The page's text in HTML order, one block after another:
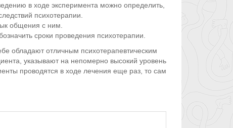
в ходе эксперимента можно определить,
психотерапии.
общения с ним.
сроки проведения психотерапии.
обладают отличным психотерапевтическим
указывают на непомерно высокий уровень
проводятся в ходе лечения еще раз, то сам